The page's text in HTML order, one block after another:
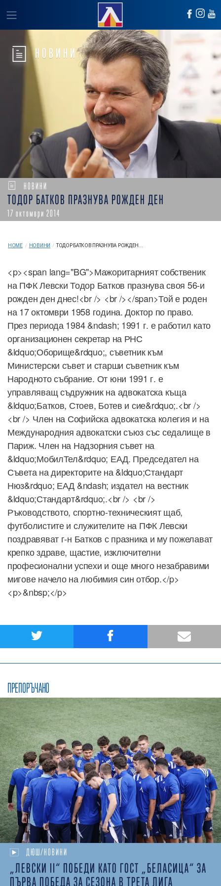
НОВИНИ
НОВИНИ
ТОДОР БАТКОВ ПРАЗНУВА РОЖДЕН ДЕН
17 октомври 2014
HOME / НОВИНИ / ТОДОР БАТКОВ ПРАЗНУВА РОЖДЕН...
<p><span lang="BG">Мажоритарният собственик
на ПФК Левски Тодор Батков празнува своя 56-и
рожден ден днес!<br /> <br /></span>Той е роден
на 17 октомври 1958 година. Доктор по право.
През периода 1984 &ndash; 1991 г. е работил като
организационен секретар на РНС
&ldquo;Оборище&rdquo;, съветник към
Министерски съвет и старши съветник към
Народното събрание. От юни 1991 г. е
управляващ съдружник на адвокатска къща
&ldquo;Батков, Стоев, Ботев и сие&rdquo;.<br />
<br /> Член на Софийска адвокатска колегия и на
Международния адвокатски съюз със седалище в
Париж. Член на Надзорния съвет на
&ldquo;МобилТел&rdquo; ЕАД. Председател на
Съвета на директорите на &ldquo;Стандарт
Нюз&rdquo; ЕАД &ndash; издател на вестник
&ldquo;Стандарт&rdquo;.<br /> <br />
Ръководството, спортно-техническият щаб,
футболистите и служителите на ПФК Левски
поздравяват г-н Батков с празника и му пожелават
крепко здраве, щастие, изключителни
професионални успехи и още много незабравими
мигове начело на любимия син отбор.</p>
<p>&nbsp;</p>
ПРЕПОРЪЧАНО
ДЮШ/НОВИНИ
„ЛЕВСКИ II“ ПОБЕДИ КАТО ГОСТ „БЕЛАСИЦА“ ЗА
ПЪРВА ПОБЕДА ЗА СЕЗОНА В ТРЕТА ЛИГА